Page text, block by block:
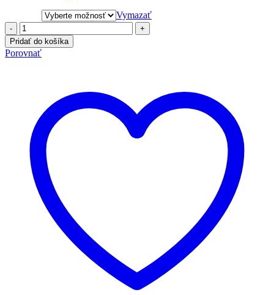
Vymazať
-
+
Pridať do košíka
Porovnať